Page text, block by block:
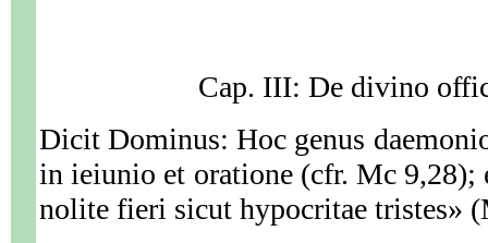
Cap. III: De divino
Dicit Dominus: Hoc genus
in ieiunio et oratione (cfr. Mc
nolite fieri sicut hypocritae tristes»